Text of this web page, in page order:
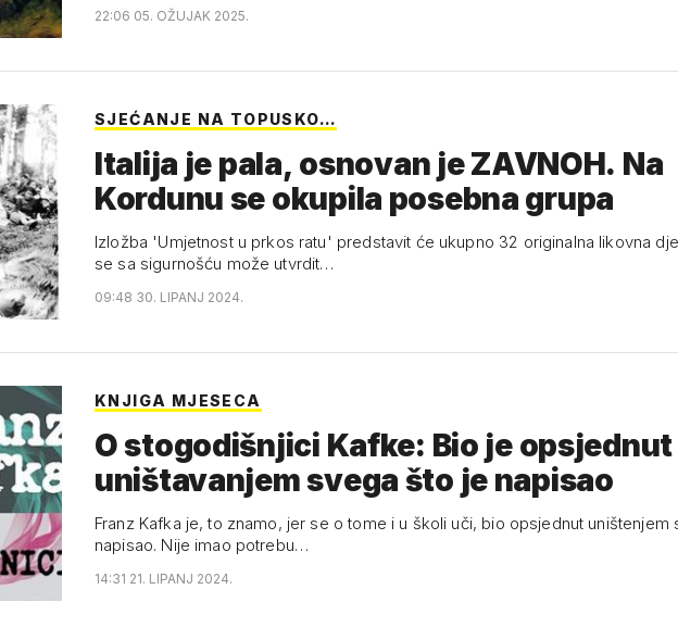
22:06 05. OŽUJAK 2025.
SJEĆANJE NA TOPUSKO…
Italija je pala, osnovan je ZAVNOH. Na
Kordunu se okupila posebna grupa
Izložba 'Umjetnost u prkos ratu' predstavit će ukupno 32 originalna likovna
se sa sigurnošću može utvrdit…
09:48 30. LIPANJ 2024.
KNJIGA MJESECA
O stogodišnjici Kafke: Bio je opsjednut
uništavanjem svega što je napisao
Franz Kafka je, to znamo, jer se o tome i u školi uči, bio opsjednut uništenjem
napisao. Nije imao potrebu…
14:31 21. LIPANJ 2024.